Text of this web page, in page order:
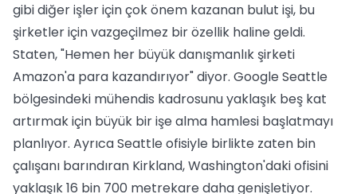
gibi diğer işler için çok önem kazanan bulut işi, bu
şirketler için vazgeçilmez bir özellik haline geldi.
Staten, "Hemen her büyük danışmanlık şirketi
Amazon'a para kazandırıyor" diyor. Google Seattle
bölgesindeki mühendis kadrosunu yaklaşık beş kat
artırmak için büyük bir işe alma hamlesi başlatmayı
planlıyor. Ayrıca Seattle ofisiyle birlikte zaten bin
çalışanı barındıran Kirkland, Washington'daki ofisini
yaklaşık 16 bin 700 metrekare daha genişletiyor.